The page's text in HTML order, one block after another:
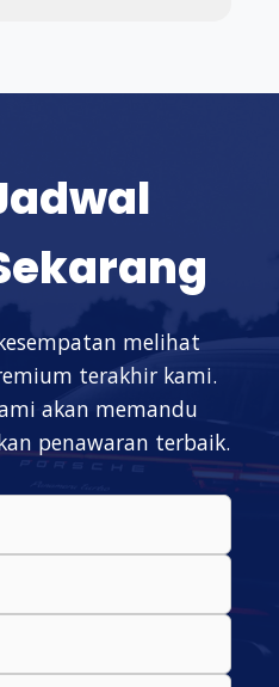
melihat
terakhir kami.
akan memandu
penawaran terbaik.